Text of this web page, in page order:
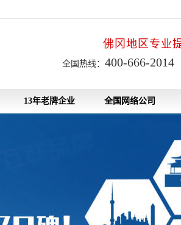
佛冈地区专业
全国热线： 400-666-2014
13年老牌企业 全国网络公司